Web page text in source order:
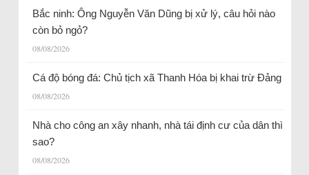
Bắc ninh: Ông Nguyễn Văn Dũng bị xử lý, câu hỏi nào
còn bỏ ngỏ?
08/08/2026
Cá độ bóng đá: Chủ tịch xã Thanh Hóa bị khai trừ Đảng
08/08/2026
Nhà cho công an xây nhanh, nhà tái định cư của dân thì
sao?
08/08/2026